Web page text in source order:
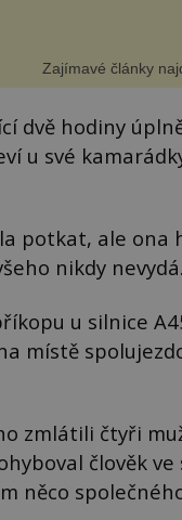
Zajímavé články
dvě hodiny
u své
potkat, ale ona
nikdy nevydá.
u silnice
místě
zmlátili čtyři
člověk ve
něco